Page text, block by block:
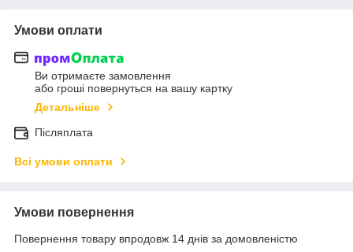
Умови оплати
Ви отримаєте замовлення
або гроші повернуться на вашу картку
Детальніше
Післяплата
Всі умови оплати
Умови повернення
Повернення товару впродовж 14 днів за домовленістю